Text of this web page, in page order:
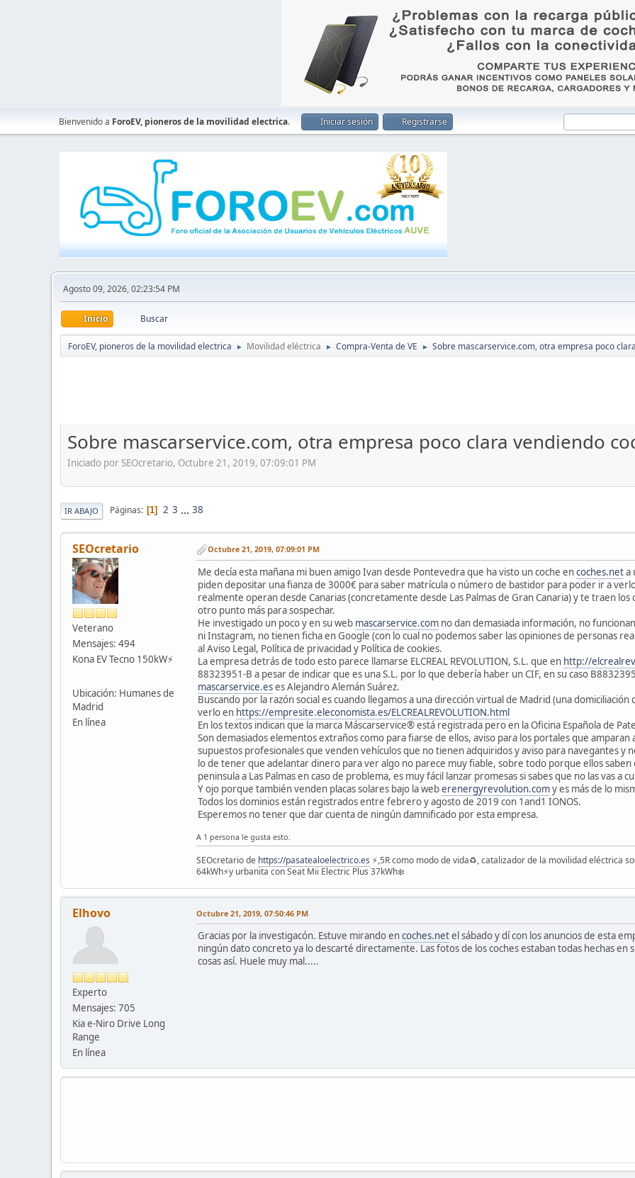
Bienvenido a ForoEV, pioneros de la movilidad electrica. Iniciar sesión Registrarse
Agosto 09, 2026, 02:23:54 PM
Inicio Buscar
ForoEV, pioneros de la movilidad electrica ► Movilidad eléctrica ► Compra-Venta de VE ► Sobre mascarservice.com, otra empresa poco
Sobre mascarservice.com, otra empresa poco clara vendiendo
Iniciado por SEOcretario, Octubre 21, 2019, 07:09:01 PM
IR ABAJO Páginas 1 2 3 ... 38
SEOcretario
Veterano
Mensajes: 494
Kona EV Tecno 150kW⚡️
Ubicación: Humanes de
Madrid
En línea
Octubre 21, 2019, 07:09:01 PM
Me decía esta mañana mi buen amigo Ivan desde Pontevedra que ha visto un coche encoches.neta
piden depositar una fianza de 3000€ para saber matrícula o número de bastidor para poder ir a
realmente operan desde Canarias (concretamente desde Las Palmas de Gran Canaria) y te traen
otro punto más para sospechar.
He investigado un poco y en su web mascarservice.com no dan demasiada información, no
ni Instagram, no tienen ficha en Google (con lo cual no podemos saber las opiniones de personas
al Aviso Legal, Política de privacidad y Política de cookies.
La empresa detrás de todo esto parece llamarse ELCREAL REVOLUTION, S.L. que en http://
88323951-B a pesar de indicar que es una S.L. por lo que debería haber un CIF, en su caso
mascarservice.eses Alejandro Alemán Suárez.
Buscando por la razón social es cuando llegamos a una dirección virtual de Madrid (una
verlo en https://empresite.eleconomista.es/ELCREALREVOLUTION.html
En los textos indican que la marca Máscarservice® está registrada pero en la Oficina Española de
Son demasiados elementos extraños como para fiarse de ellos, aviso para los portales que
supuestos profesionales que venden vehículos que no tienen adquiridos y aviso para navegantes y
lo de tener que adelantar dinero para ver algo no parece muy fiable, sobre todo porque ellos saben
peninsula a Las Palmas en caso de problema, es muy fácil lanzar promesas si sabes que no las vas a
Y ojo porque también venden placas solares bajo la weberenergyrevolution.comy es más de lo
Todos los dominios están registrados entre febrero y agosto de 2019 con 1and1 IONOS.
Esperemos no tener que dar cuenta de ningún damnificado por esta empresa.
A 1 persona le gusta esto.
SEOcretario de https://pasatealoelectrico.es ⚡️,5R como modo de vida♻️, catalizador de la movilidad eléctrica
64kWh⚡️y urbanita con Seat Mii Electric Plus 37kWh❄️
Elhovo
Experto
Mensajes: 705
Kia e-Niro Drive Long
Range
En línea
Octubre 21, 2019, 07:50:46 PM
Gracias por la investigacón. Estuve mirando encoches.netel sábado y dí con los anuncios de esta
ningún dato concreto ya lo descarté directamente. Las fotos de los coches estaban todas hechas
cosas así. Huele muy mal.....